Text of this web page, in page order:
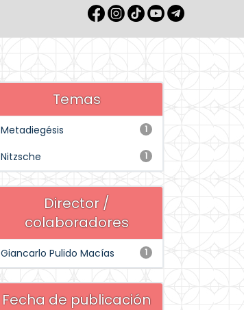
Temas
1
Metadiegésis
1
Nitzsche
Director /
colaboradores
1
Giancarlo Pulido Macías
Fecha de publicación